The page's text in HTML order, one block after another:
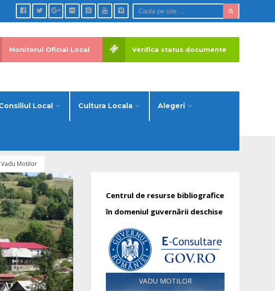
Local Cultura Locala Alegeri
Monitorul Oficial Local Verifica status documente
Motilor
Centrul de resurse bibliografice
în domeniul guvernării deschise
VADU MOTILOR